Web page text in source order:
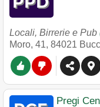
Locali, Birrerie e Pub
Moro, 41, 84021
Pregi